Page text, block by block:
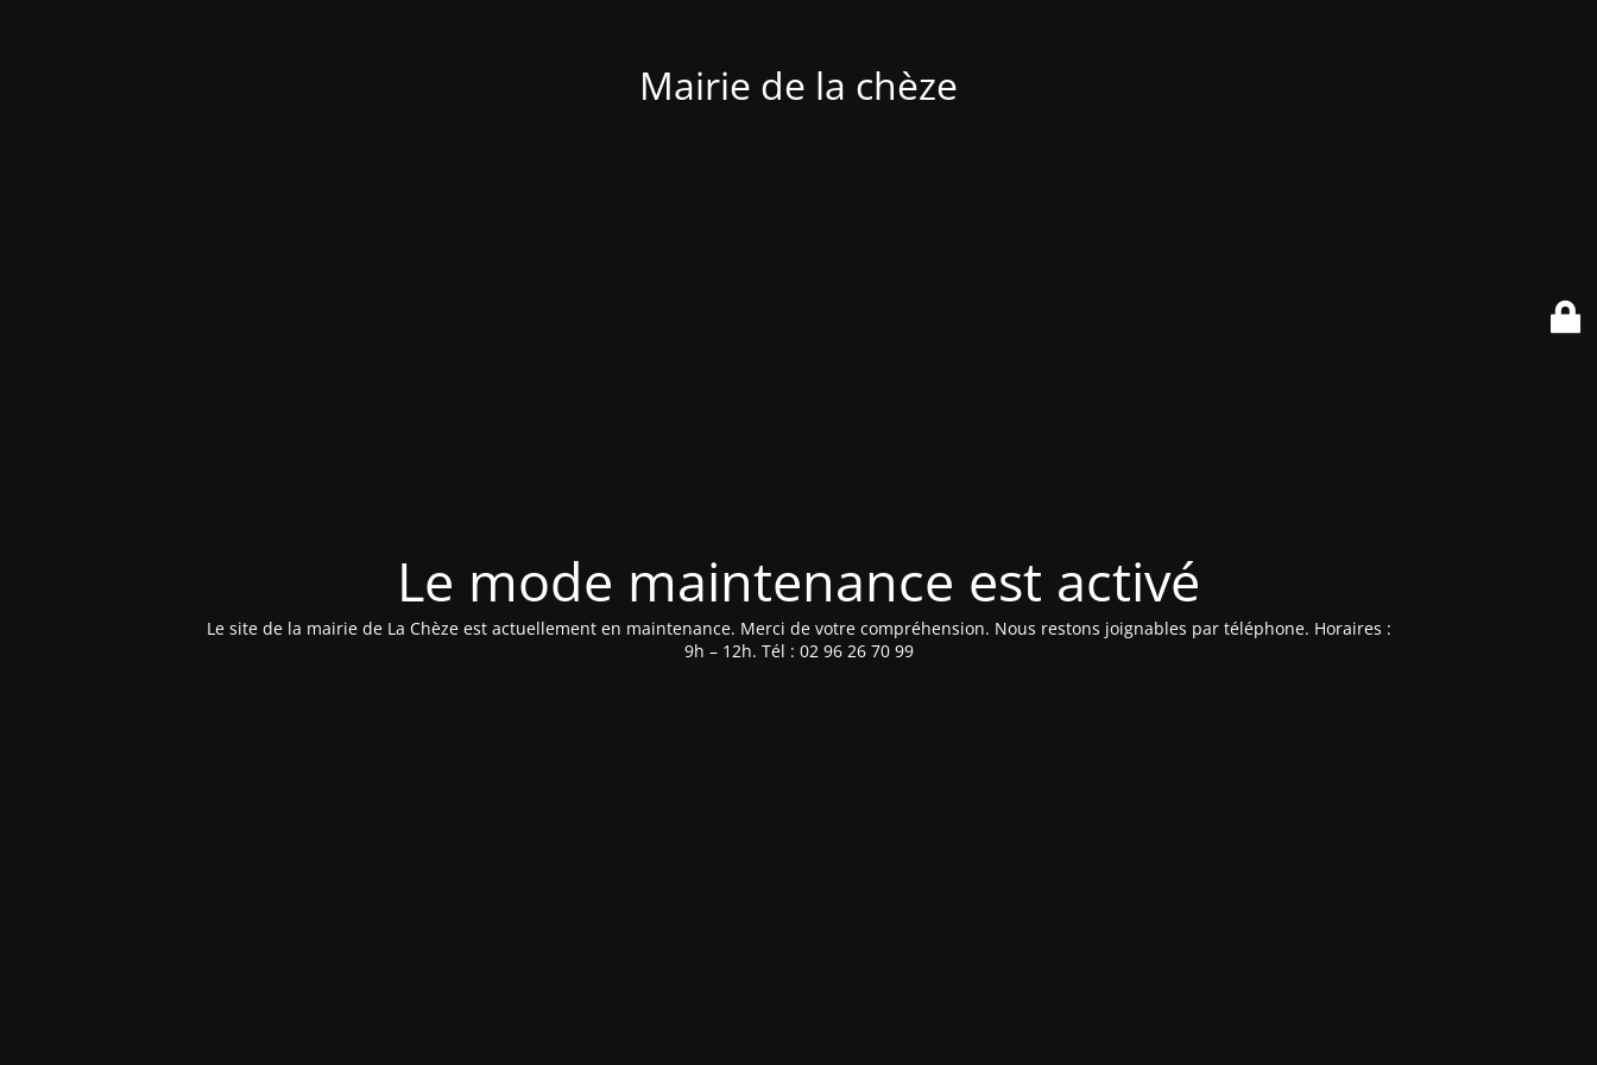
Mairie de la chèze
Le mode maintenance est activé
Le site de la mairie de La Chèze est actuellement en maintenance. Merci de votre compréhension. Nous restons joignables par téléphone. Horaires :
9h – 12h. Tél : 02 96 26 70 99